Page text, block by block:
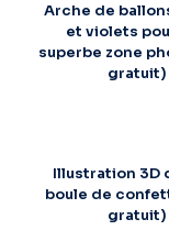
Arche de
et violets
superbe zone
gratuit)
Illustration 3D
boule de
gratuit)